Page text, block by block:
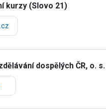
kurzy (Slovo 21)
dospělých ČR, o. s.